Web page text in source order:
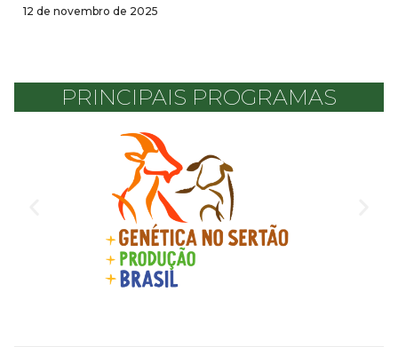
12 de novembro de 2025
PRINCIPAIS PROGRAMAS